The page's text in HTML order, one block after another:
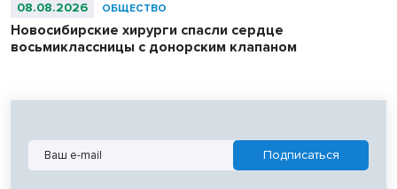
08.08.2026 ОБЩЕСТВО
Новосибирские хирурги спасли сердце
восьмиклассницы с донорским клапаном